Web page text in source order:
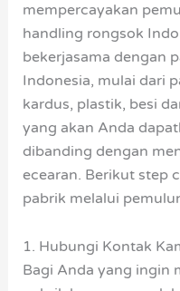
mempercayakan
handling rongsok
bekerjasama dengan
Indonesia, mulai dari
kardus, plastik, besi
yang akan Anda
dibanding dengan
ecearan. Berikut step
pabrik melalui
1. Hubungi Kontak
Bagi Anda yang ingin